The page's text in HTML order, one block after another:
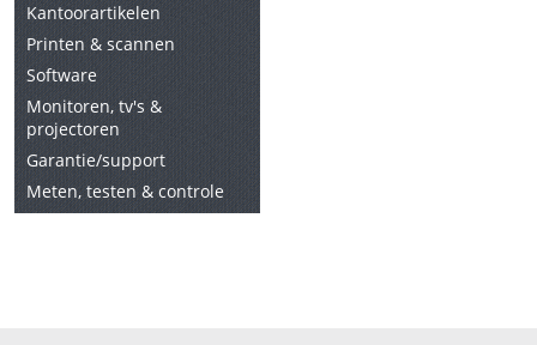
Kantoorartikelen
Printen & scannen
Software
Monitoren, tv's &
projectoren
Garantie/support
Meten, testen & controle